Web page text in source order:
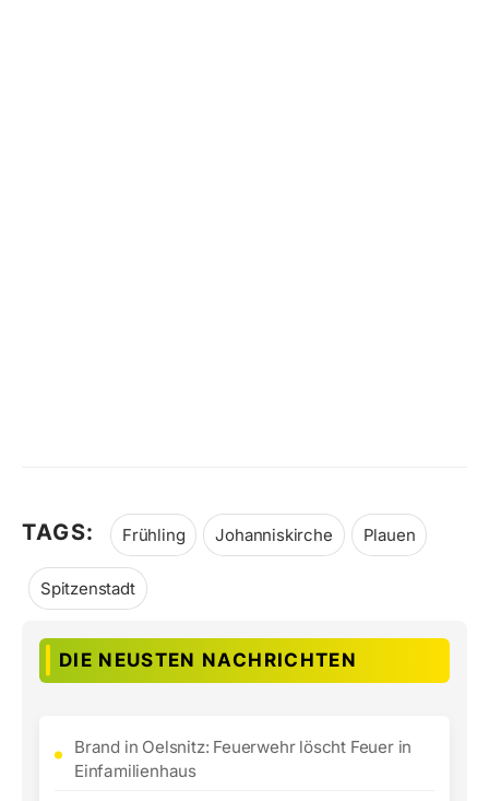
TAGS: Frühling Johanniskirche Plauen
Spitzenstadt
DIE NEUSTEN NACHRICHTEN
Brand in Oelsnitz: Feuerwehr löscht Feuer in
Einfamilienhaus